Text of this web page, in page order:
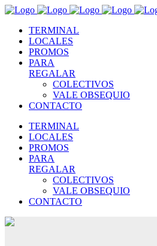
TERMINAL
LOCALES
PROMOS
PARA
REGALAR
COLECTIVOS
VALE OBSEQUIO
CONTACTO
TERMINAL
LOCALES
PROMOS
PARA
REGALAR
COLECTIVOS
VALE OBSEQUIO
CONTACTO